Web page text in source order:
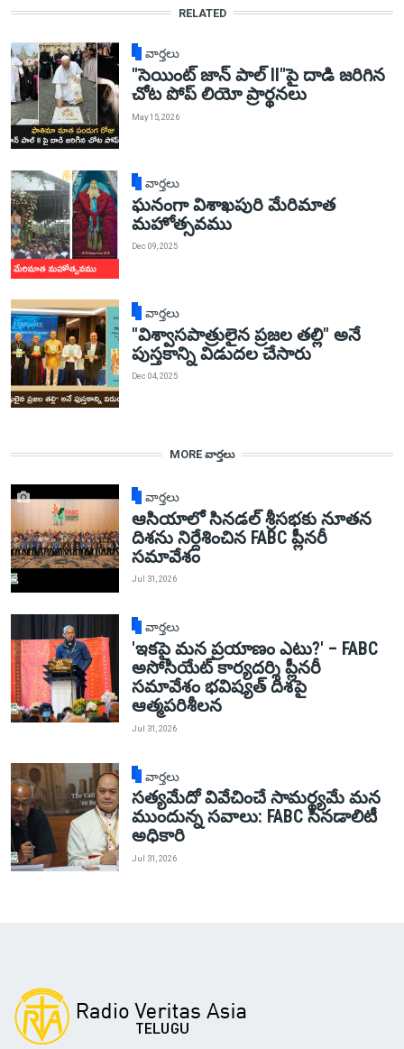
RELATED
వార్తలు
"సెయింట్ జాన్ పాల్ II"పై దాడి జరిగిన
చోట పోప్ లియో ప్రార్థనలు
May 15, 2026
వార్తలు
ఘనంగా విశాఖపురి మేరిమాత
మహోత్సవము
Dec 09, 2025
వార్తలు
"విశ్వాసపాత్రులైన ప్రజల తల్లి" అనే
పుస్తకాన్ని విడుదల చేసారు
Dec 04, 2025
MORE వార్తలు
వార్తలు
ఆసియాలో సినడల్ శ్రీసభకు నూతన
దిశను నిర్దేశించిన FABC ప్లీనరీ
సమావేశం
Jul 31, 2026
వార్తలు
'ఇకపై మన ప్రయాణం ఎటు?' – FABC
అసోసియేట్ కార్యదర్శి ప్లీనరీ
సమావేశం భవిష్యత్ దిశపై
ఆత్మపరిశీలన
Jul 31, 2026
వార్తలు
సత్యమేదో వివేచించే సామర్థ్యమే మన
ముందున్న సవాలు: FABC సినడాలిటీ
అధికారి
Jul 31, 2026